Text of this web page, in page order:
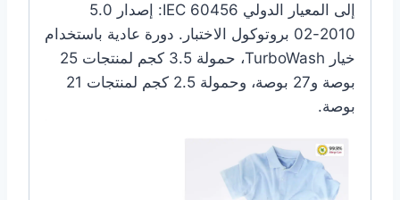
إلى المعيار الدولي IEC 60456: إصدار 5.0
2010-02 بروتوكول الاختبار. دورة عادية باستخدام
خيار TurboWash، حمولة 3.5 كجم لمنتجات 25
بوصة و27 بوصة، وحمولة 2.5 كجم لمنتجات 21
بوصة.